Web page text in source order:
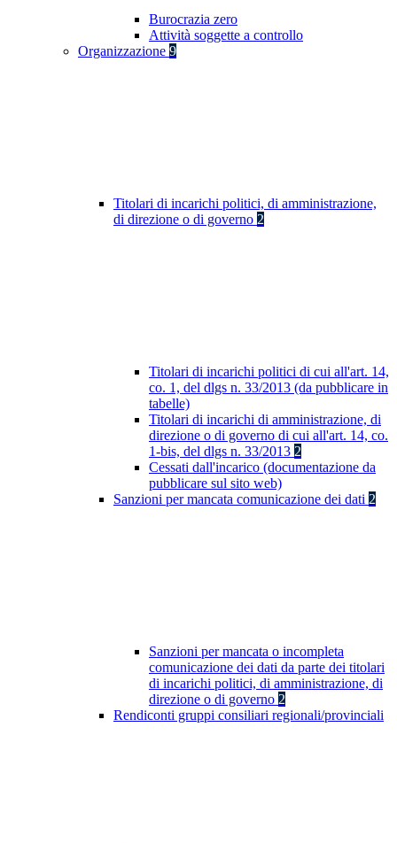
Burocrazia zero
Attività soggette a controllo
Organizzazione 9
Titolari di incarichi politici, di amministrazione,
di direzione o di governo 2
Titolari di incarichi politici di cui all'art. 14,
co. 1, del dlgs n. 33/2013 (da pubblicare in
tabelle)
Titolari di incarichi di amministrazione, di
direzione o di governo di cui all'art. 14, co.
1-bis, del dlgs n. 33/2013 2
Cessati dall'incarico (documentazione da
pubblicare sul sito web)
Sanzioni per mancata comunicazione dei dati 2
Sanzioni per mancata o incompleta
comunicazione dei dati da parte dei titolari
di incarichi politici, di amministrazione, di
direzione o di governo 2
Rendiconti gruppi consiliari regionali/provinciali